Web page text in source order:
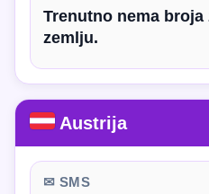
Trenutno nema broja
zemlju.
Austrija
✉ SMS